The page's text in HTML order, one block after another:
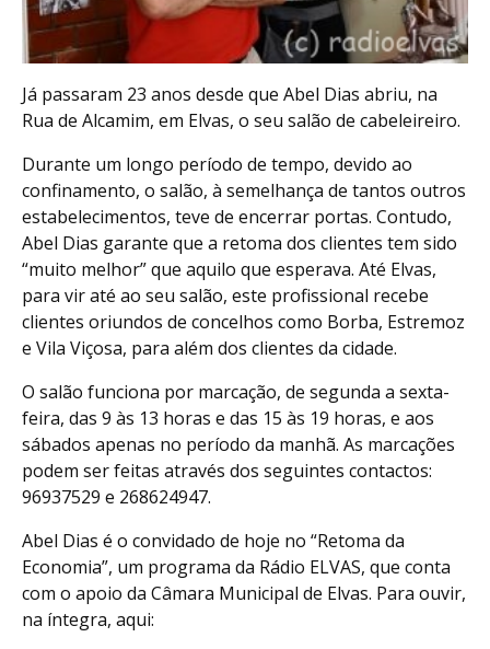
Já passaram 23 anos desde que Abel Dias abriu, na
Rua de Alcamim, em Elvas, o seu salão de cabeleireiro.
Durante um longo período de tempo, devido ao
confinamento, o salão, à semelhança de tantos outros
estabelecimentos, teve de encerrar portas. Contudo,
Abel Dias garante que a retoma dos clientes tem sido
“muito melhor” que aquilo que esperava. Até Elvas,
para vir até ao seu salão, este profissional recebe
clientes oriundos de concelhos como Borba, Estremoz
e Vila Viçosa, para além dos clientes da cidade.
O salão funciona por marcação, de segunda a sexta-
feira, das 9 às 13 horas e das 15 às 19 horas, e aos
sábados apenas no período da manhã. As marcações
podem ser feitas através dos seguintes contactos:
96937529 e 268624947.
Abel Dias é o convidado de hoje no “Retoma da
Economia”, um programa da Rádio ELVAS, que conta
com o apoio da Câmara Municipal de Elvas. Para ouvir,
na íntegra, aqui: